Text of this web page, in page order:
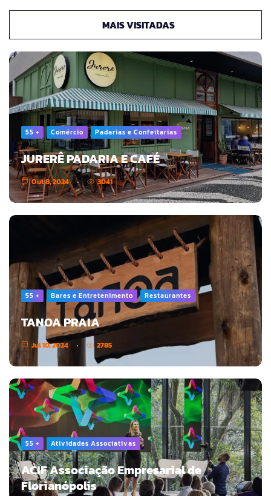
MAIS VISITADAS
55 + Comércio Padarias e Confeitarias
JURERÊ PADARIA E CAFÉ
Out 8, 2024 3041
55 + Bares e Entretenimento Restaurantes
TANOA PRAIA
Jul 10, 2024 2785
55 + Atividades Associativas
ACIF Associação Empresarial de
Florianópolis